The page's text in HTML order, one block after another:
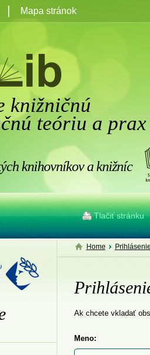
knižničnú
teóriu a prax
knihovníkov a knižníc
Tlačiť stránku
Mapa stránok
Home
Ak chcete vkladať
Meno: